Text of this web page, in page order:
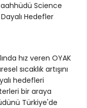
Science
Hedefler
hız veren OYAK
sıcaklık artışını
hedefleri
bir araya
Türkiye'de